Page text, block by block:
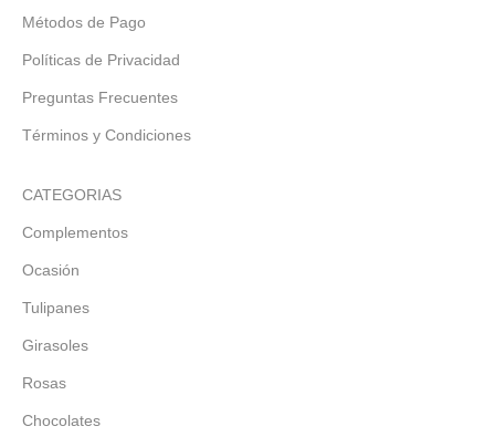
Métodos de Pago
Políticas de Privacidad
Preguntas Frecuentes
Términos y Condiciones
CATEGORIAS
Complementos
Ocasión
Tulipanes
Girasoles
Rosas
Chocolates